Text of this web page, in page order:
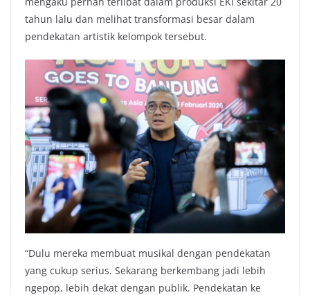
tahun lalu dan melihat transformasi besar dalam
pendekatan artistik kelompok tersebut.
“Dulu mereka membuat musikal dengan pendekatan
yang cukup serius. Sekarang berkembang jadi lebih
ngepop, lebih dekat dengan publik. Pendekatan ke